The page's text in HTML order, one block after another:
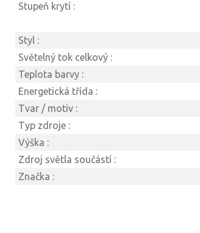
Stupeň krytí :
Styl :
Světelný tok celkový :
Teplota barvy :
Energetická třída :
Tvar / motiv :
Typ zdroje :
Výška :
Zdroj světla součástí :
Značka :